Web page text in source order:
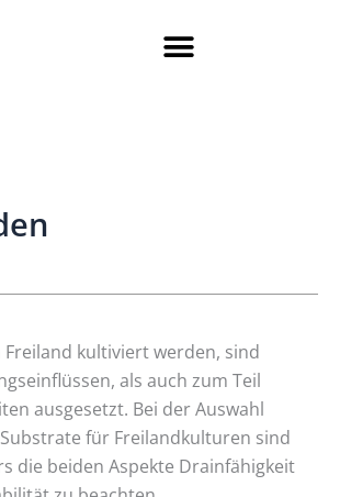
Freiland kultiviert werden, sind
als auch zum Teil
ausgesetzt. Bei der Auswahl
für Freilandkulturen sind
die beiden Aspekte Drainfähigkeit